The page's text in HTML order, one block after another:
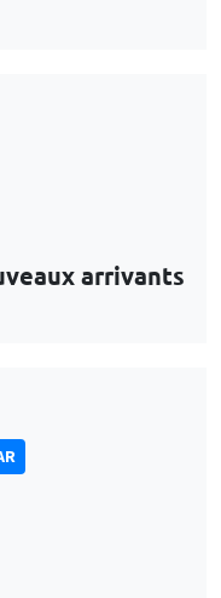
arrivants